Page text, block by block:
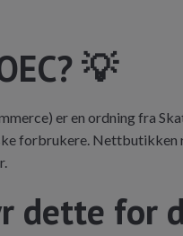
💡
er en ordning fra
forbrukere. Nettbutikken
dette for